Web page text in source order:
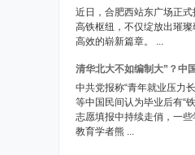
近日，合肥西站东广场正
高铁枢纽，不仅绽放出璀
高效的崭新篇章。 ...
清华北大不如编制大”？中
中共党报称“青年就业压力
等中国民间认为毕业后有“
志愿填报中持续走俏，一
教育学者熊 ...